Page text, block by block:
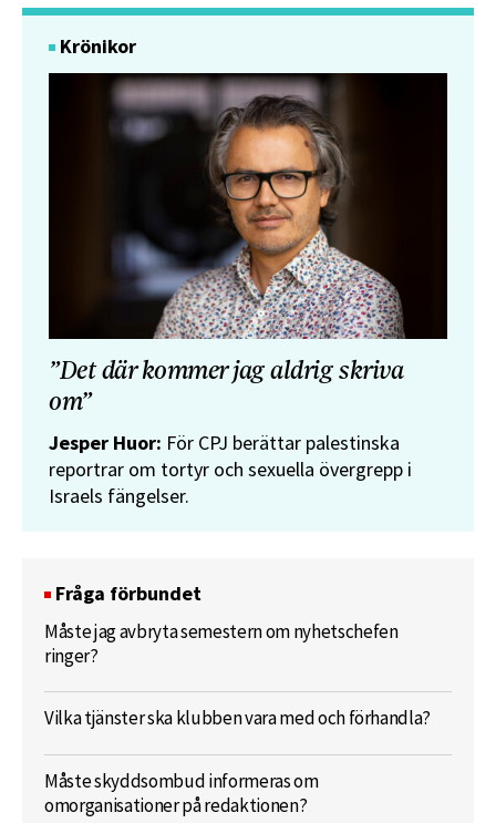
Krönikor
”Det där kommer jag aldrig skriva
om”
Jesper Huor: För CPJ berättar palestinska
reportrar om tortyr och sexuella övergrepp i
Israels fängelser.
Fråga förbundet
Måste jag avbryta semestern om nyhetschefen
ringer?
Vilka tjänster ska klubben vara med och förhandla?
Måste skyddsombud informeras om
omorganisationer på redaktionen?